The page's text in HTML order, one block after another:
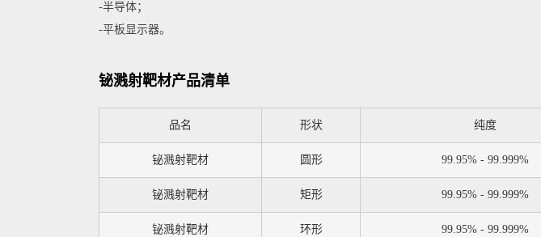
-半导体；
-平板显示器。
铋溅射靶材产品清单
品名 形状 纯度
铋溅射靶材 圆形 99.95% - 99.999%
铋溅射靶材 矩形 99.95% - 99.999%
铋溅射靶材 环形 99.95% - 99.999%